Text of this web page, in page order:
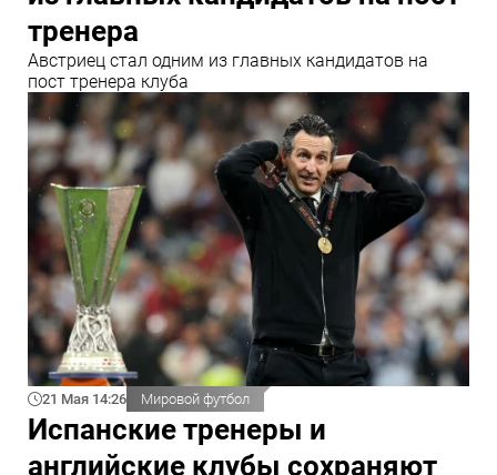
тренера
Австриец стал одним из главных кандидатов на
пост тренера клуба
21 Мая 14:26 Мировой футбол
Испанские тренеры и
английские клубы сохраняют